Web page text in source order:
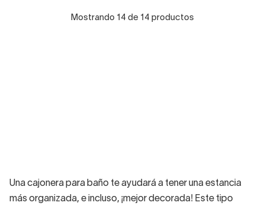
Mostrando 14 de 14 productos
Una cajonera para baño te ayudará a tener una estancia
más organizada, e incluso, ¡mejor decorada! Este tipo